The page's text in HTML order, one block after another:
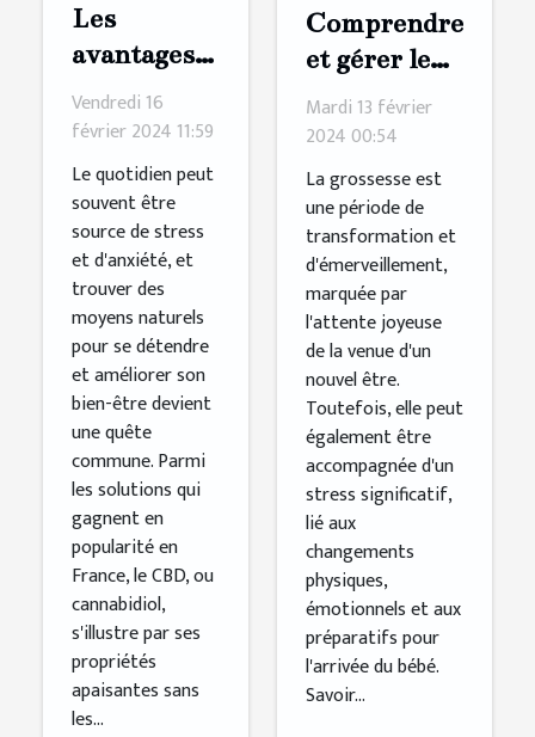
Les
avantages
du CBD
français
pour la
relaxation
et le bien-
être
Vendredi 16
février 2024 11:59
Le quotidien peut
souvent être
source de stress
et d'anxiété, et
trouver des
moyens naturels
pour se détendre
et améliorer son
bien-être devient
une quête
commune. Parmi
les solutions qui
gagnent en
popularité en
France, le CBD, ou
cannabidiol,
s'illustre par ses
propriétés
apaisantes sans
les...
Comprendre
et gérer le
stress
pendant la
grossesse
Mardi 13 février
2024 00:54
La grossesse est
une période de
transformation et
d'émerveillement,
marquée par
l'attente joyeuse
de la venue d'un
nouvel être.
Toutefois, elle peut
également être
accompagnée d'un
stress significatif,
lié aux
changements
physiques,
émotionnels et aux
préparatifs pour
l'arrivée du bébé.
Savoir...